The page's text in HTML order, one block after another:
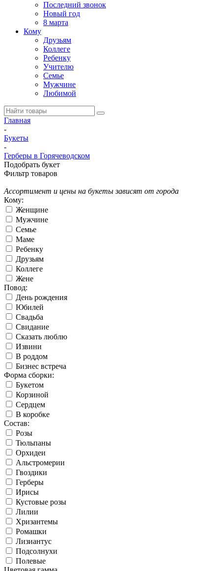
Последний звонок
Новый год
8 марта
Кому
Друзьям
Коллеге
Ребенку
Учителю
Семье
Мужчине
Любимой
Главная
-
Букеты
-
Герберы в Горячеводском
Подобрать букет
Фильтр товаров
Ассортимент и цены на букеты зависят от города
Кому:
Женщине
Мужчине
Семье
Маме
Ребенку
Друзьям
Коллеге
Жене
Повод:
День рождения
Юбилей
Свадьба
Свидание
Сказать люблю
Извини
В роддом
Бизнес встреча
Форма сборки:
Букетом
Корзиной
Сердцем
В коробке
Состав:
Розы
Тюльпаны
Орхидеи
Альстромерии
Гвоздики
Герберы
Ирисы
Кустовые розы
Лилии
Хризантемы
Ромашки
Лизиантус
Подсолнухи
Полевые